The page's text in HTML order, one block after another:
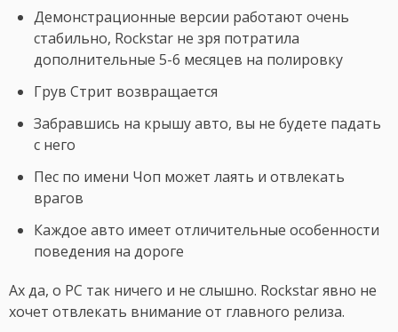
Демонстрационные версии работают очень
стабильно, Rockstar не зря потратила
дополнительные 5-6 месяцев на полировку
Грув Стрит возвращается
Забравшись на крышу авто, вы не будете падать
с него
Пес по имени Чоп может лаять и отвлекать
врагов
Каждое авто имеет отличительные особенности
поведения на дороге
Ах да, о PC так ничего и не слышно. Rockstar явно не
хочет отвлекать внимание от главного релиза.